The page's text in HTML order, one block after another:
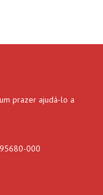
prazer ajudá-lo a
000